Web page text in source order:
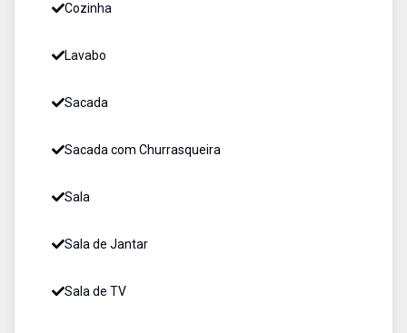
Cozinha
Lavabo
Sacada
Sacada com Churrasqueira
Sala
Sala de Jantar
Sala de TV